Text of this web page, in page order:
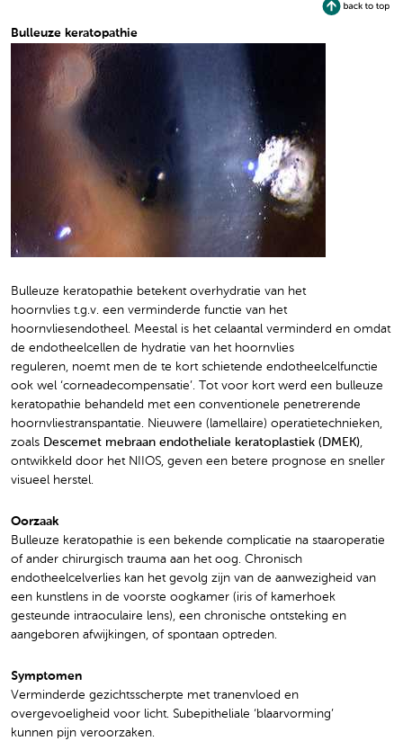
Bulleuze keratopathie
Bulleuze keratopathie betekent overhydratie van het
hoornvlies t.g.v. een verminderde functie van het
hoornvliesendotheel. Meestal is het celaantal verminderd en omdat
de endotheelcellen de hydratie van het hoornvlies
reguleren, noemt men de te kort schietende endotheelcelfunctie
ook wel ‘corneadecompensatie’. Tot voor kort werd een bulleuze
keratopathie behandeld met een conventionele penetrerende
hoornvliestranspantatie. Nieuwere (lamellaire) operatietechnieken,
zoals Descemet mebraan endotheliale keratoplastiek (DMEK),
ontwikkeld door het NIIOS, geven een betere prognose en sneller
visueel herstel.
Oorzaak
Bulleuze keratopathie is een bekende complicatie na staaroperatie
of ander chirurgisch trauma aan het oog. Chronisch
endotheelcelverlies kan het gevolg zijn van de aanwezigheid van
een kunstlens in de voorste oogkamer (iris of kamerhoek
gesteunde intraoculaire lens), een chronische ontsteking en
aangeboren afwijkingen, of spontaan optreden.
Symptomen
Verminderde gezichtsscherpte met tranenvloed en
overgevoeligheid voor licht. Subepitheliale ‘blaarvorming’
kunnen pijn veroorzaken.